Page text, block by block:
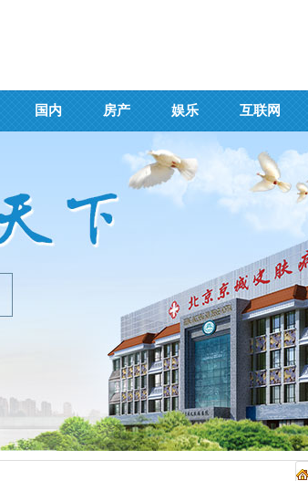
国内 房产 娱乐 互联网